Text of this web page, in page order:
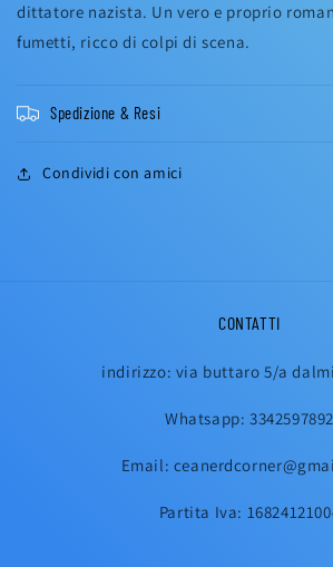
dittatore nazista. Un vero e proprio
fumetti, ricco di colpi di scena.
Spedizione & Resi
Condividi con amici
CONTATTI
indirizzo: via buttaro 5/a
Whatsapp: 3342597892
Email:
Partita Iva: